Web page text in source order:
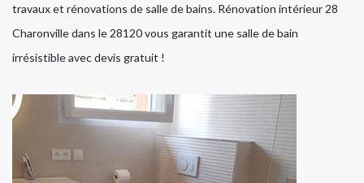
travaux et rénovations de salle de bains. Rénovation intérieur 28
Charonville dans le 28120 vous garantit une salle de bain
irrésistible avec devis gratuit !